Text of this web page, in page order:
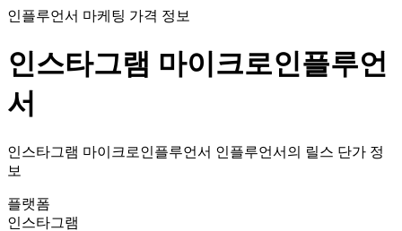
인플루언서 마케팅 가격 정보
인스타그램 마이크로인플루언
서
인스타그램 마이크로인플루언서 인플루언서의 릴스 단가 정
보
플랫폼
인스타그램